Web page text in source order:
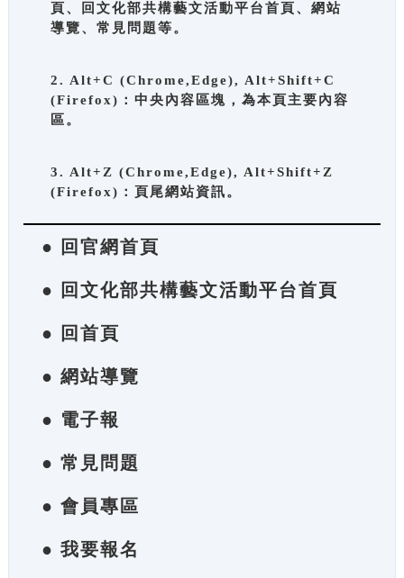
頁、回文化部共構藝文活動平台首頁、網站
導覽、常見問題等。
2. Alt+C (Chrome,Edge), Alt+Shift+C
(Firefox)：中央內容區塊，為本頁主要內容
區。
3. Alt+Z (Chrome,Edge), Alt+Shift+Z
(Firefox)：頁尾網站資訊。
● 回官網首頁
● 回文化部共構藝文活動平台首頁
● 回首頁
● 網站導覽
● 電子報
● 常見問題
● 會員專區
● 我要報名